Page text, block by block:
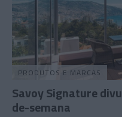
PRODUTOS E MARCAS
Savoy Signature
de-semana